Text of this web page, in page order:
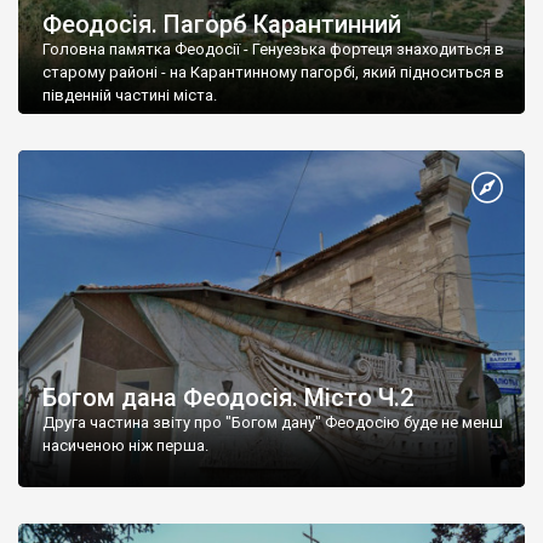
Феодосія. Пагорб Карантинний
Головна памятка Феодосії - Генуезька фортеця знаходиться в
старому районі - на Карантинному пагорбі, який підноситься в
південній частині міста.
Богом дана Феодосія. Місто Ч.2
Друга частина звіту про "Богом дану" Феодосію буде не менш
насиченою ніж перша.